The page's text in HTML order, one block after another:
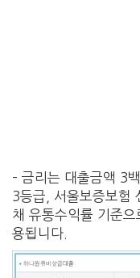
– 금리는 대출금액 3
3등급, 서울보증보험
채 유통수익률 기준
용됩니다.